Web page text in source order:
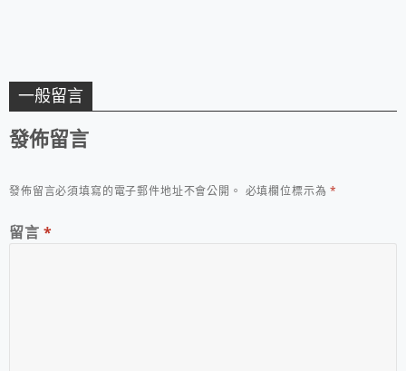
一般留言
發佈留言
發佈留言必須填寫的電子郵件地址不會公開。 必填欄位標示為*
留言 *